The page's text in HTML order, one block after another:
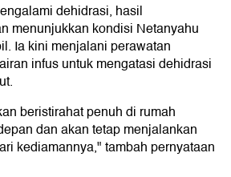
dehidrasi, hasil
menunjukkan kondisi Netanyahu
Ia kini menjalani perawatan
infus untuk mengatasi dehidrasi
beristirahat penuh di rumah
dan akan tetap menjalankan
kediamannya," tambah pernyataan